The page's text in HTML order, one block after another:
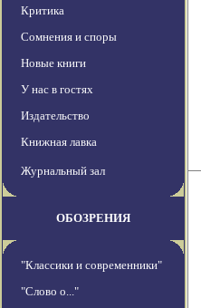
Критика
Сомнения и споры
Новые книги
У нас в гостях
Издательство
Книжная лавка
Журнальный зал
ОБОЗРЕНИЯ
"Классики и современники"
"Слово о..."